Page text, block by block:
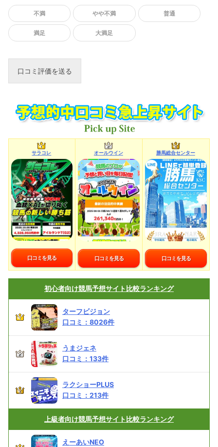
不満 やや不満 普通
満足 大満足
サラコレ
口コミを見る
オールウイン
口コミを見る
勝馬総合センター
口コミを見る
初心者向け競馬予想サイト比較ランキング
ターフビジョン
口コミ： 8026件
うまジェネ
口コミ： 133件
ラクショーPLUS
口コミ： 213件
上級者向け競馬予想サイト比較ランキング
えーあいNEO